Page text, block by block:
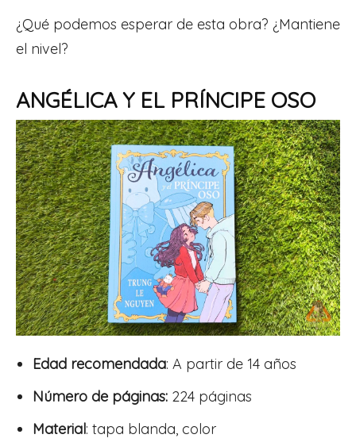
¿Qué podemos esperar de esta obra? ¿Mantiene
el nivel?
ANGÉLICA Y EL PRÍNCIPE OSO
Edad recomendada: A partir de 14 años
Número de páginas: 224 páginas
Material: tapa blanda, color